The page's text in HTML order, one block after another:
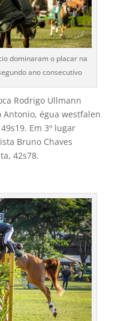
dominaram o placar na
ano consecutivo
Rodrigo Ullmann
Antonio, égua westfalen
Em 3º lugar
Bruno Chaves
42s78.